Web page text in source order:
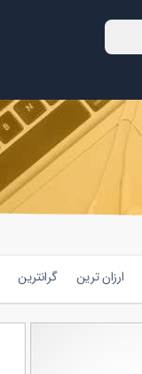
ارزان ترین گرانترین